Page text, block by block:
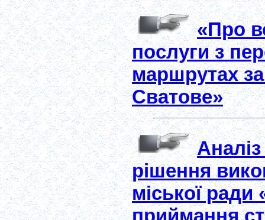
«Про
послуги з
маршрутах
Сватове»
рішення
міської
приймання